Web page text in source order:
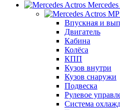
Впускная и
Двигатель
Кабина
Колёса
КПП
Кузов внутри
Кузов снаружи
Подвеска
Рулевое
Система